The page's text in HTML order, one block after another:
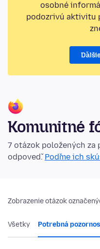
osobné
podozrivú aktivitu
Komunitné
7 otázok položených za
odpoveď.Poďme ich
Zobrazenie otázok
Všetky Potrebná